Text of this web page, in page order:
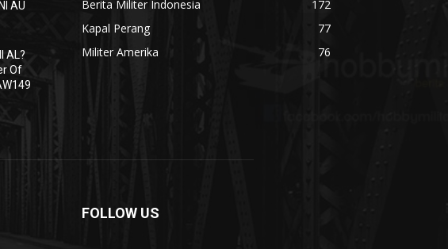
AU
AL?
Of
Berita Militer Indonesia
172
Kapal Perang
77
Militer Amerika
76
FOLLOW US